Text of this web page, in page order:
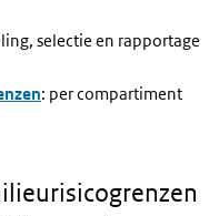
selectie en rapportage
: per compartiment